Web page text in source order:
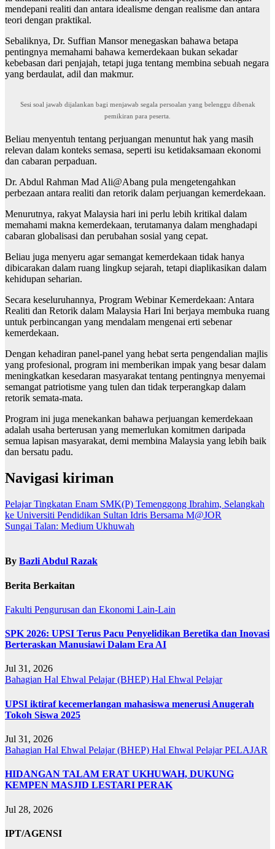
mendepani realiti dan antara idealisme dengan realisme dan antara
teori dengan praktikal.
Sebaliknya, Dr. Suffian Mansor menegaskan bahawa betapa
pentingnya memahami bahawa kemerdekaan bukan sekadar
kebebasan dari penjajah, tetapi juga tentang membina sebuah negara
yang berdaulat, adil dan makmur.
Sesi soal jawab dijalankan bagi menjawab segala persoalan yang belenggu dibenak
pemikiran para peserta.
Beliau menyentuh tentang perjuangan menuntut hak yang masih
relevan dalam konteks semasa, seperti isu ketidaksamaan ekonomi
dan cabaran perpaduan.
Dr. Abdul Rahman Mad Ali@Abang pula mengetengahkan
perbezaan antara realiti dan retorik dalam perjuangan kemerdekaan.
Menurutnya, rakyat Malaysia hari ini perlu lebih kritikal dalam
memahami makna kemerdekaan, terutamanya dalam menghadapi
cabaran globalisasi dan perubahan sosial yang cepat.
Beliau juga menyeru agar semangat kemerdekaan tidak hanya
dibicarakan dalam ruang lingkup sejarah, tetapi diaplikasikan dalam
kehidupan seharian.
Secara keseluruhannya, Program Webinar Kemerdekaan: Antara
Realiti dan Retorik dalam Malaysia Hari Ini berjaya membuka ruang
untuk perbincangan yang mendalam mengenai erti sebenar
kemerdekaan.
Dengan kehadiran panel-panel yang hebat serta pengendalian majlis
yang profesional, program ini memberikan impak yang besar dalam
meningkatkan kesedaran masyarakat tentang pentingnya menyemai
semangat patriotisme yang tulen dan tidak terperangkap dalam
retorik semata-mata.
Program ini juga menekankan bahawa perjuangan kemerdekaan
adalah usaha berterusan yang memerlukan komitmen daripada
semua lapisan masyarakat, demi membina Malaysia yang lebih baik
dan bersatu padu.
Navigasi kiriman
Pelajar Tingkatan Enam SMK(P) Temenggong Ibrahim, Selangkah
ke Universiti Pendidikan Sultan Idris Bersama M@JOR
Sungai Talan: Medium Ukhuwah
By Bazli Abdul Razak
Berita Berkaitan
Fakulti Pengurusan dan Ekonomi Lain-Lain
SPK 2026: UPSI Terus Pacu Penyelidikan Beretika dan Inovasi
Berteraskan Manusiawi Dalam Era AI
Jul 31, 2026
Bahagian Hal Ehwal Pelajar (BHEP) Hal Ehwal Pelajar
UPSI iktiraf kecemerlangan mahasiswa menerusi Anugerah
Tokoh Siswa 2025
Jul 31, 2026
Bahagian Hal Ehwal Pelajar (BHEP) Hal Ehwal PelajarPELAJAR
HIDANGAN TALAM ERAT UKHUWAH, DUKUNG
KEMPEN MASJID LESTARI PERAK
Jul 28, 2026
IPT/AGENSI